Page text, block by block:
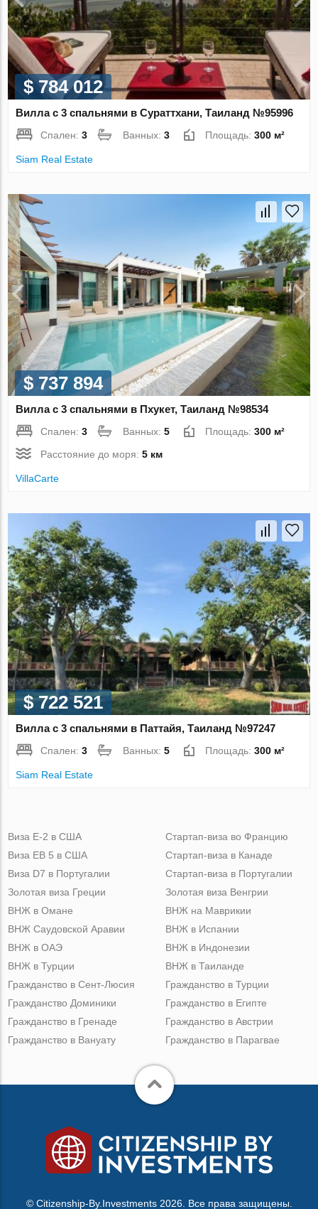
$ 784 012
Вилла с 3 спальнями в Сураттхани, Таиланд №95996
Спален:3 Ванных:3 Площадь:300 м²
Siam Real Estate
$ 737 894
Вилла с 3 спальнями в Пхукет, Таиланд №98534
Спален:3 Ванных:5 Площадь:300 м²
Расстояние до моря:5 км
VillaСarte
$ 722 521
Вилла с 3 спальнями в Паттайя, Таиланд №97247
Спален:3 Ванных:5 Площадь:300 м²
Siam Real Estate
Виза Е-2 в США
Виза ЕВ 5 в США
Виза D7 в Португалии
Золотая виза Греции
Стартап-виза во Францию
Стартап-виза в Канаде
Стартап-виза в Португалии
Золотая виза Венгрии
ВНЖ в Омане
ВНЖ Саудовской Аравии
ВНЖ в ОАЭ
ВНЖ в Турции
ВНЖ на Маврикии
ВНЖ в Испании
ВНЖ в Индонезии
ВНЖ в Таиланде
Гражданство в Сент-Люсия
Гражданство Доминики
Гражданство в Гренаде
Гражданство в Вануату
Гражданство в Турции
Гражданство в Египте
Гражданство в Австрии
Гражданство в Парагвае
© Citizenship-By.Investments 2026. Все права защищены.